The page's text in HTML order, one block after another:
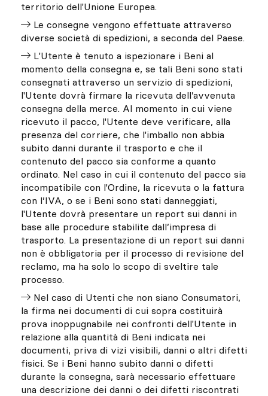
territorio dell'Unione Europea.
Le consegne vengono effettuate attraverso
diverse società di spedizioni, a seconda del Paese.
L'Utente è tenuto a ispezionare i Beni al
momento della consegna e, se tali Beni sono stati
consegnati attraverso un servizio di spedizioni,
l'Utente dovrà firmare la ricevuta dell’avvenuta
consegna della merce. Al momento in cui viene
ricevuto il pacco, l'Utente deve verificare, alla
presenza del corriere, che l'imballo non abbia
subito danni durante il trasporto e che il
contenuto del pacco sia conforme a quanto
ordinato. Nel caso in cui il contenuto del pacco sia
incompatibile con l'Ordine, la ricevuta o la fattura
con l’IVA, o se i Beni sono stati danneggiati,
l'Utente dovrà presentare un report sui danni in
base alle procedure stabilite dall’impresa di
trasporto. La presentazione di un report sui danni
non è obbligatoria per il processo di revisione del
reclamo, ma ha solo lo scopo di sveltire tale
processo.
Nel caso di Utenti che non siano Consumatori,
la firma nei documenti di cui sopra costituirà
prova inoppugnabile nei confronti dell'Utente in
relazione alla quantità di Beni indicata nei
documenti, priva di vizi visibili, danni o altri difetti
fisici. Se i Beni hanno subito danni o difetti
durante la consegna, sarà necessario effettuare
una descrizione dei danni o dei difetti riscontrati